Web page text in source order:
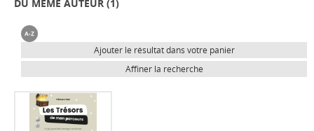
DU MÊME AUTEUR (1)
Ajouter le résultat dans votre panier
Affiner la recherche